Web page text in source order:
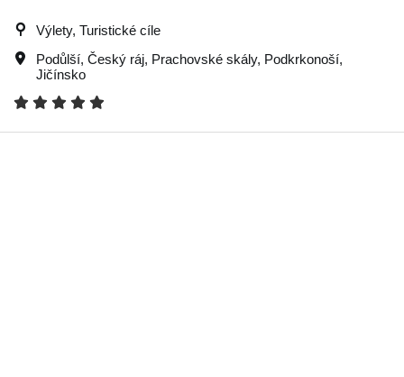
Výlety, Turistické cíle
Podůlší, Český ráj, Prachovské skály, Podkrkonoší,
Jičínsko